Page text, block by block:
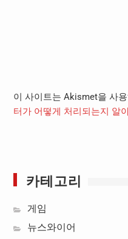
이 사이트는 Akismet을 사
터가 어떻게 처리되는지 알
카테고리
게임
뉴스와이어